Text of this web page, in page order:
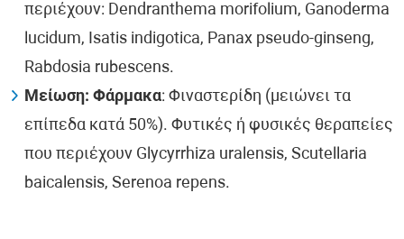
περιέχουν: Dendranthema morifolium, Ganoderma
lucidum, Isatis indigotica, Panax pseudo-ginseng,
Rabdosia rubescens.
Μείωση: Φάρμακα: Φιναστερίδη (μειώνει τα
επίπεδα κατά 50%). Φυτικές ή φυσικές θεραπείες
που περιέχουν Glycyrrhiza uralensis, Scutellaria
baicalensis, Serenoa repens.